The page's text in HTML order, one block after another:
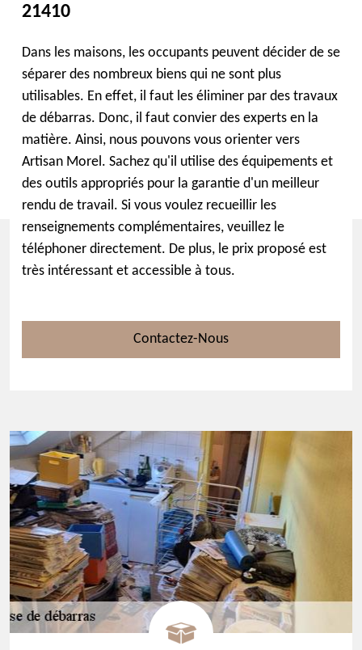
21410
Dans les maisons, les occupants peuvent décider de se
séparer des nombreux biens qui ne sont plus
utilisables. En effet, il faut les éliminer par des travaux
de débarras. Donc, il faut convier des experts en la
matière. Ainsi, nous pouvons vous orienter vers
Artisan Morel. Sachez qu'il utilise des équipements et
des outils appropriés pour la garantie d'un meilleur
rendu de travail. Si vous voulez recueillir les
renseignements complémentaires, veuillez le
téléphoner directement. De plus, le prix proposé est
très intéressant et accessible à tous.
Contactez-Nous